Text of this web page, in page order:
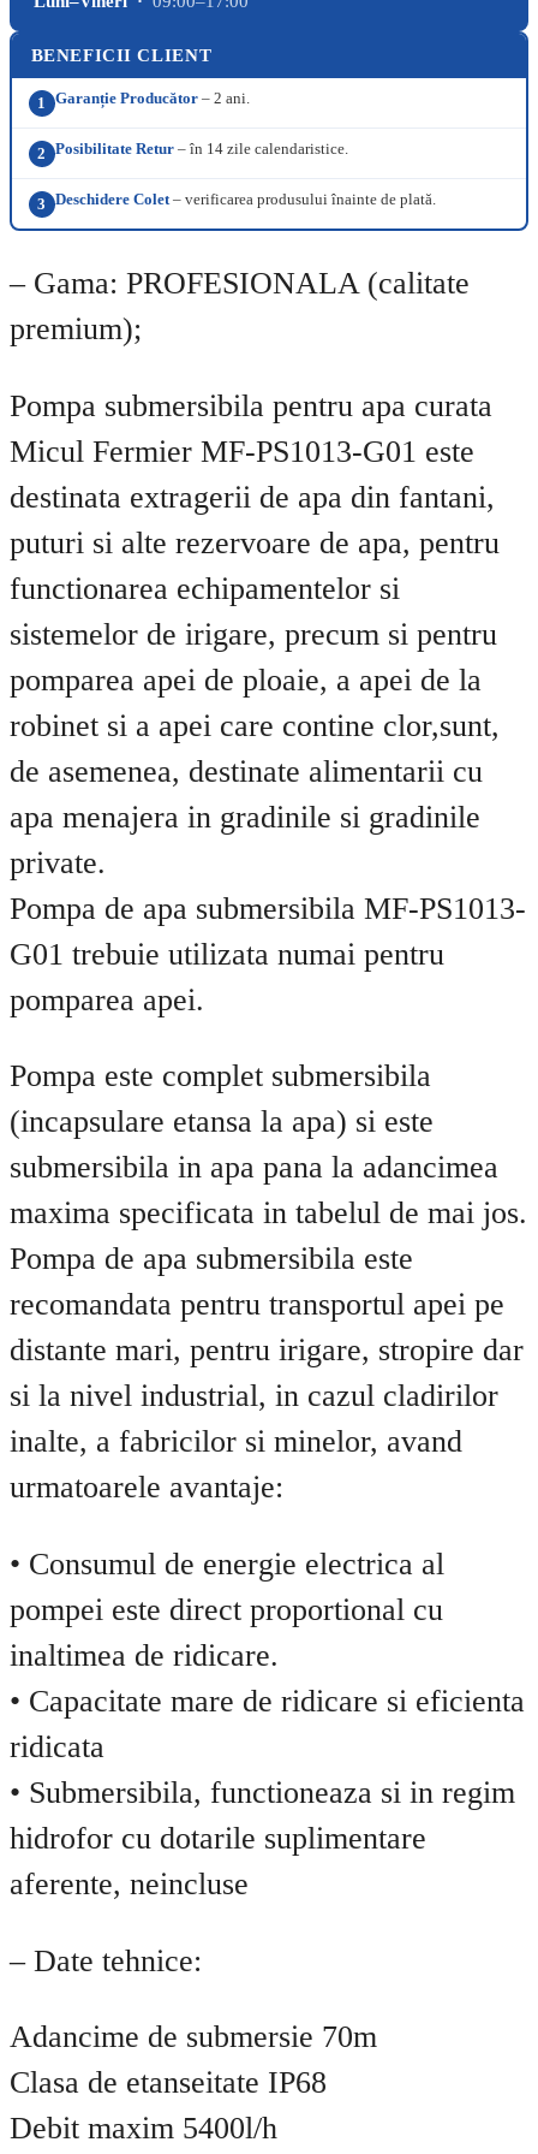
BENEFICII CLIENT
1 Garanție Producător– 2 ani.
2 Posibilitate Retur– în 14 zile calendaristice.
3 Deschidere Colet– verificarea produsului înainte de plată.
– Gama: PROFESIONALA (calitate
premium);
Pompa submersibila pentru apa curata
Micul Fermier MF-PS1013-G01 este
destinata extragerii de apa din fantani,
puturi si alte rezervoare de apa, pentru
functionarea echipamentelor si
sistemelor de irigare, precum si pentru
pomparea apei de ploaie, a apei de la
robinet si a apei care contine clor,sunt,
de asemenea, destinate alimentarii cu
apa menajera in gradinile si gradinile
private.
Pompa de apa submersibila MF-PS1013-
G01 trebuie utilizata numai pentru
pomparea apei.
Pompa este complet submersibila
(incapsulare etansa la apa) si este
submersibila in apa pana la adancimea
maxima specificata in tabelul de mai jos.
Pompa de apa submersibila este
recomandata pentru transportul apei pe
distante mari, pentru irigare, stropire dar
si la nivel industrial, in cazul cladirilor
inalte, a fabricilor si minelor, avand
urmatoarele avantaje:
• Consumul de energie electrica al
pompei este direct proportional cu
inaltimea de ridicare.
• Capacitate mare de ridicare si eficienta
ridicata
• Submersibila, functioneaza si in regim
hidrofor cu dotarile suplimentare
aferente, neincluse
– Date tehnice:
Adancime de submersie 70m
Clasa de etanseitate IP68
Debit maxim 5400l/h